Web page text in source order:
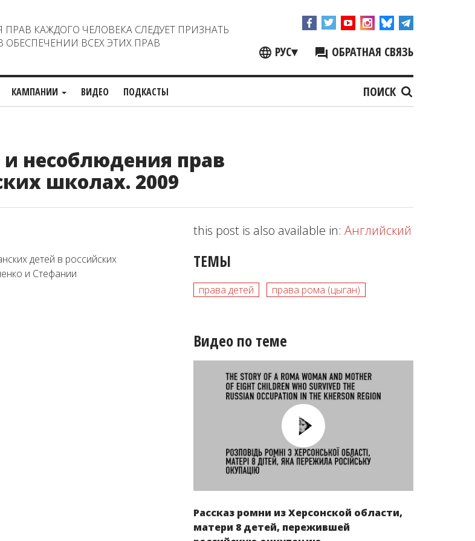
КАЖДОГО ЧЕЛОВЕКА СЛЕДУЕТ ПРИЗНАТЬ
ВСЕХ ЭТИХ ПРАВ
РУС▾ ОБРАТНАЯ СВЯЗЬ
КАМПАНИИ ВИДЕО ПОДКАСТЫ ПОИСК
несоблюдения прав
школах. 2009
детей в российских
и Стефании
this post is also available in: Английский
ТЕМЫ
права детей права рома (цыган)
Видео по теме
Рассказ ромни из Херсонской области,
матери 8 детей, пережившей